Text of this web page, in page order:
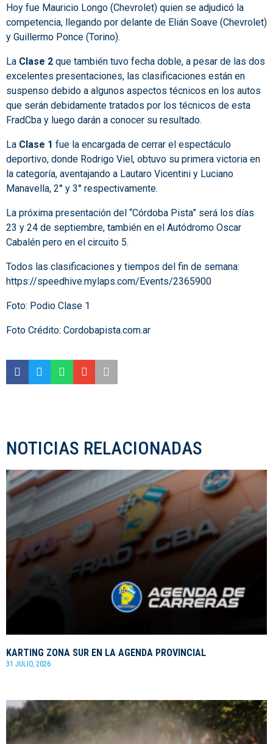
Hoy fue Mauricio Longo (Chevrolet) quien se adjudicó la
competencia, llegando por delante de Elián Soave (Chevrolet)
y Guillermo Ponce (Torino).
La Clase 2 que también tuvo fecha doble, a pesar de las dos
excelentes presentaciones, las clasificaciones están en
suspenso debido a algunos aspectos técnicos en los autos
que serán debidamente tratados por los técnicos de esta
FradCba y luego darán a conocer su resultado.
La Clase 1 fue la encargada de cerrar el espectáculo
deportivo, donde Rodrigo Viel, obtuvo su primera victoria en
la categoría, aventajando a Lautaro Vicentini y Luciano
Manavella, 2° y 3° respectivamente.
La próxima presentación del “Córdoba Pista” será los días
23 y 24 de septiembre, también en el Autódromo Oscar
Cabalén pero en el circuito 5.
Todos las clasificaciones y tiempos del fin de semana:
https://speedhive.mylaps.com/Events/2365900
Foto: Podio Clase 1
Foto Crédito: Cordobapista.com.ar
NOTICIAS RELACIONADAS
KARTING ZONA SUR EN LA AGENDA PROVINCIAL
31 JULIO, 2026